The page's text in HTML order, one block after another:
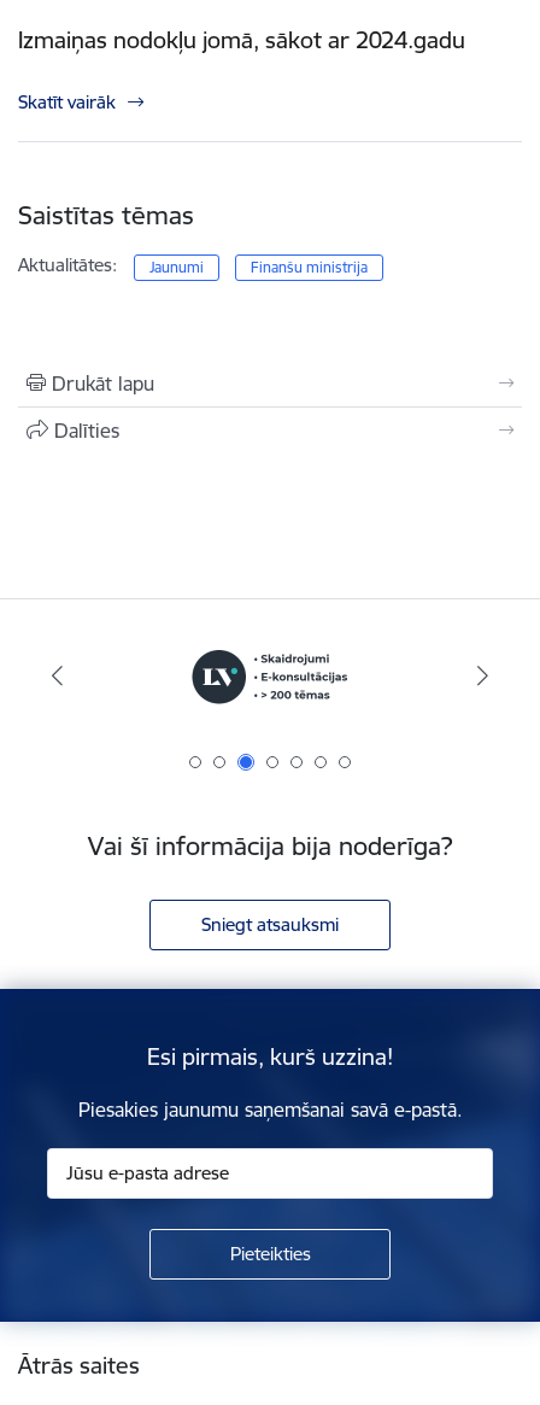
Izmaiņas nodokļu jomā, sākot ar 2024.gadu
Skatīt vairāk
Saistītas tēmas
Aktualitātes: Jaunumi Finanšu ministrija
Drukāt lapu
Dalīties
Vai šī informācija bija noderīga?
Sniegt atsauksmi
Esi pirmais, kurš uzzina!
Piesakies jaunumu saņemšanai savā e-pastā.
Kājene
Ātrās saites